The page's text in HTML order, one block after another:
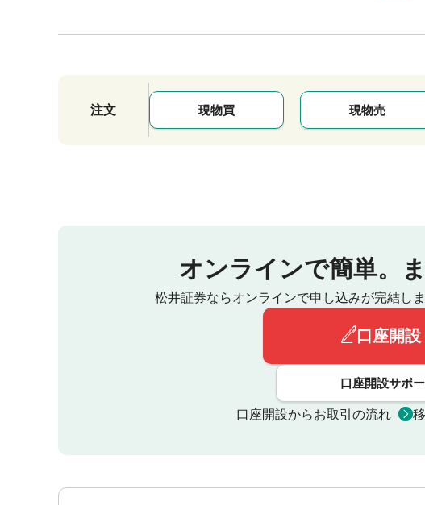
注文 現物買 現物売
オンラインで簡単。
松井証券ならオンラインで申し込みが完結しま
口座開設
口座開設サポ
口座開設からお取引の流れ